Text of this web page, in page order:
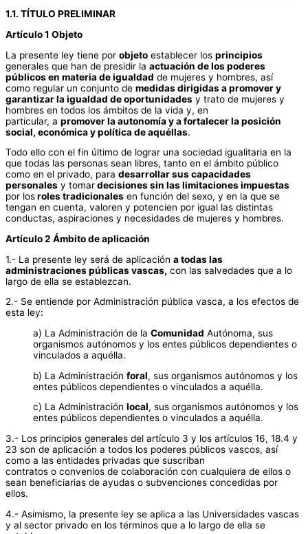
1.1. TÍTULO PRELIMINAR
Artículo 1 Objeto
La presente ley tiene por objeto establecer los principios
generales que han de presidir la actuación de los poderes
públicos en materia de igualdad de mujeres y hombres, así
como regular un conjunto de medidas dirigidas a promover y
garantizar la igualdad de oportunidades y trato de mujeres y
hombres en todos los ámbitos de la vida y, en
particular, a promover la autonomía y a fortalecer la posición
social, económica y política de aquéllas.
Todo ello con el fin último de lograr una sociedad igualitaria en la
que todas las personas sean libres, tanto en el ámbito público
como en el privado, para desarrollar sus capacidades
personales y tomardecisiones sin las limitaciones impuestas
por losroles tradicionales en función del sexo, y en la que se
tengan en cuenta, valoren y potencien por igual las distintas
conductas, aspiraciones y necesidades de mujeres y hombres.
Artículo 2 Ámbito de aplicación
1.- La presente ley será de aplicación a todas las
administraciones públicas vascas, con las salvedades que a lo
largo de ella se establezcan.
2.- Se entiende por Administración pública vasca, a los efectos de
esta ley:
a) La Administración de la Comunidad Autónoma, sus
organismos autónomos y los entes públicos dependientes o
vinculados a aquélla.
b) La Administración foral, sus organismos autónomos y los
entes públicos dependientes o vinculados a aquélla.
c) La Administración local, sus organismos autónomos y los
entes públicos dependientes o vinculados a aquélla.
3.- Los principios generales del artículo 3 y los artículos 16, 18.4 y
23 son de aplicación a todos los poderes públicos vascos, así
como a las entidades privadas que suscriban
contratos o convenios de colaboración con cualquiera de ellos o
sean beneficiarias de ayudas o subvenciones concedidas por
ellos.
4.- Asimismo, la presente ley se aplica a las Universidades vascas
y al sector privado en los términos que a lo largo de ella se